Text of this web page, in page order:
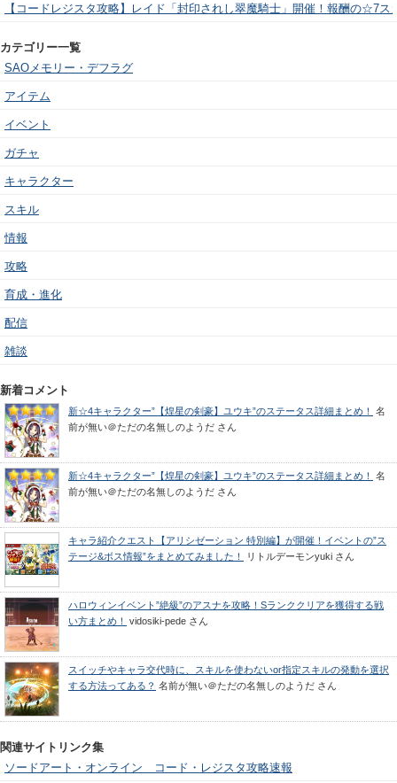
【コードレジスタ攻略】レイド「封印されし翠魔騎士」開催！報酬の☆7
カテゴリー一覧
SAOメモリー・デフラグ
アイテム
イベント
ガチャ
キャラクター
スキル
情報
攻略
育成・進化
配信
雑談
新着コメント
新☆4キャラクター”【煌星の剣豪】ユウキ”のステータス詳細まとめ！
名
前が無い＠ただの名無しのようだ さん
新☆4キャラクター”【煌星の剣豪】ユウキ”のステータス詳細まとめ！
名
前が無い＠ただの名無しのようだ さん
キャラ紹介クエスト【アリシゼーション 特別編】が開催！イベントの”ス
テージ&ボス情報”をまとめてみました！
リトルデーモンyuki さん
ハロウィンイベント”絶級”のアスナを攻略！Sランククリアを獲得する戦
い方まとめ！
vidosiki-pede さん
スイッチやキャラ交代時に、スキルを使わないor指定スキルの発動を選択
する方法ってある？ 名前が無い＠ただの名無しのようだ さん
関連サイトリンク集
ソードアート・オンライン コード・レジスタ攻略速報